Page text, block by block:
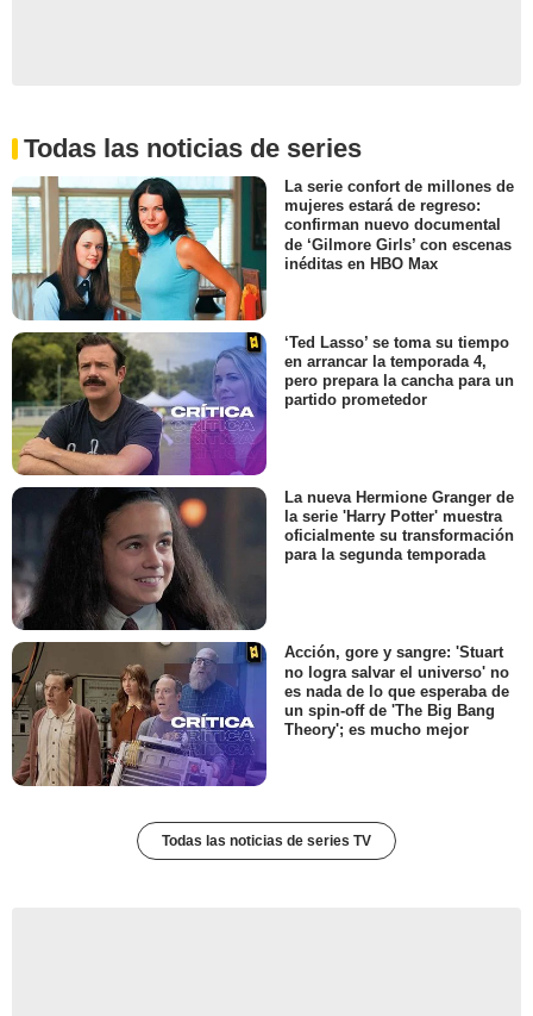
Todas las noticias de series
La serie confort de millones de
mujeres estará de regreso:
confirman nuevo documental
de ‘Gilmore Girls’ con escenas
inéditas en HBO Max
‘Ted Lasso’ se toma su tiempo
en arrancar la temporada 4,
pero prepara la cancha para un
partido prometedor
La nueva Hermione Granger de
la serie 'Harry Potter' muestra
oficialmente su transformación
para la segunda temporada
Acción, gore y sangre: 'Stuart
no logra salvar el universo' no
es nada de lo que esperaba de
un spin-off de 'The Big Bang
Theory'; es mucho mejor
Todas las noticias de series TV